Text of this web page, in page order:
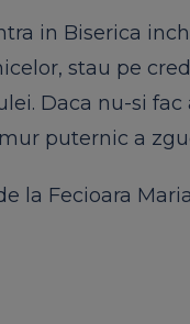
in Biserica
stau pe
Daca nu-si
puternic a
la Fecioara Maria